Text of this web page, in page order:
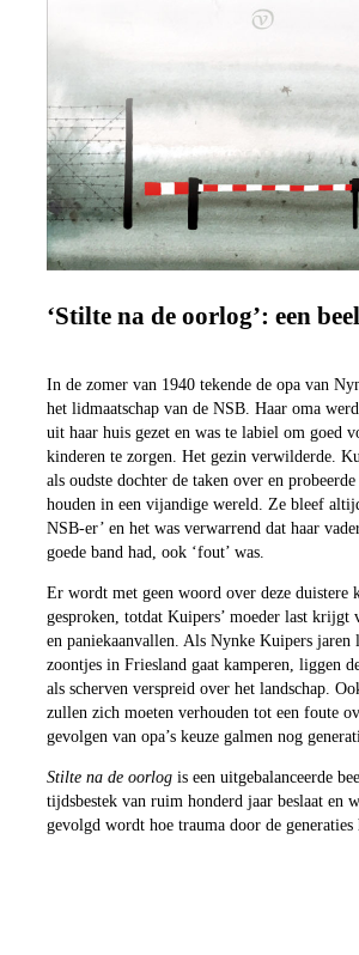
‘Stilte na de oorlog’: een
In de zomer van 1940 tekende de opa van
het lidmaatschap van de NSB. Haar oma
uit haar huis gezet en was te labiel om goed
kinderen te zorgen. Het gezin verwilderde.
als oudste dochter de taken over en
houden in een vijandige wereld. Ze bleef
NSB-er’ en het was verwarrend dat haar
goede band had, ook ‘fout’ was.
Er wordt met geen woord over deze duistere
gesproken, totdat Kuipers’ moeder last krijgt
en paniekaanvallen. Als Nynke Kuipers jaren
zoontjes in Friesland gaat kamperen, liggen
als scherven verspreid over het landschap.
zullen zich moeten verhouden tot een foute
gevolgen van opa’s keuze galmen nog
Stilte na de oorlog is een uitgebalanceerde
tijdsbestek van ruim honderd jaar beslaat en
gevolgd wordt hoe trauma door de generaties